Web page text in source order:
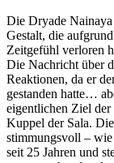
Die Dryade
Gestalt, die
Zeitgefühl verloren
Die Nachricht über
Reaktionen, da er
gestanden hatte…
eigentlichen Ziel
Kuppel der Sala.
stimmungsvoll – wie
seit 25 Jahren und